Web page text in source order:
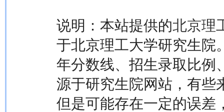
说明：本站提供的北京理
于北京理工大学研究生院
年分数线、招生录取比例
源于研究生院网站，有些
但是可能存在一定的误差